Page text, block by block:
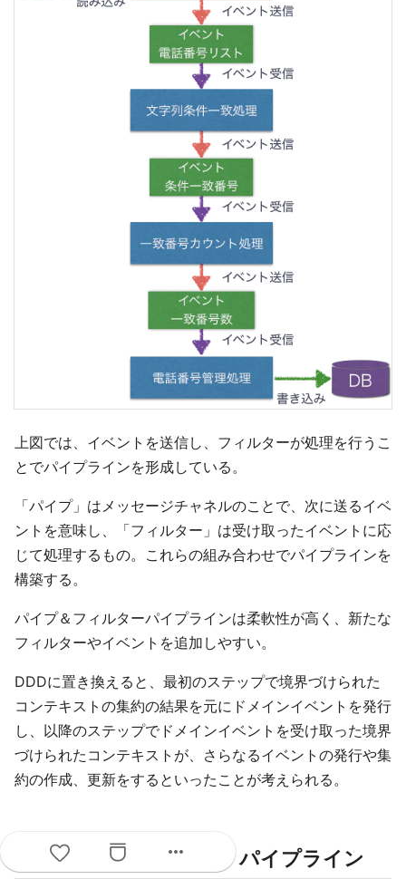
上図では、イベントを送信し、フィルターが処理を行うこ
とでパイプラインを形成している。
「パイプ」はメッセージチャネルのことで、次に送るイベ
ントを意味し、「フィルター」は受け取ったイベントに応
じて処理するもの。これらの組み合わせでパイプラインを
構築する。
パイプ＆フィルターパイプラインは柔軟性が高く、新たな
フィルターやイベントを追加しやすい。
DDDに置き換えると、最初のステップで境界づけられた
コンテキストの集約の結果を元にドメインイベントを発行
し、以降のステップでドメインイベントを受け取った境界
づけられたコンテキストが、さらなるイベントの発行や集
約の作成、更新をするといったことが考えられる。
長期プロセス（サーガ）パイプライン
more_horiz